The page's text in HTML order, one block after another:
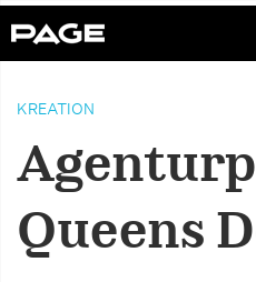
KREATION
Queens